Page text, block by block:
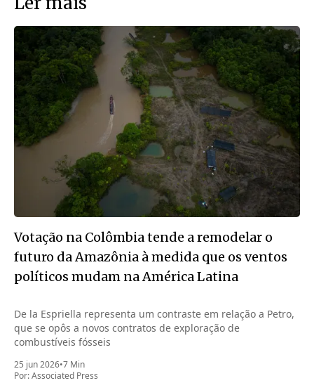
Votação na Colômbia tende a remodelar o
futuro da Amazônia à medida que os ventos
políticos mudam na América Latina
De la Espriella representa um contraste em relação a Petro,
que se opôs a novos contratos de exploração de
combustíveis fósseis
25 jun 2026•7 Min
Por:Associated Press